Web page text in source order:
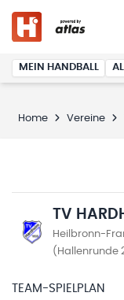
MEIN HANDBALL
Home Vereine
TV
Heilbronn-
(Hallenrunde
TEAM-SPIELPLAN